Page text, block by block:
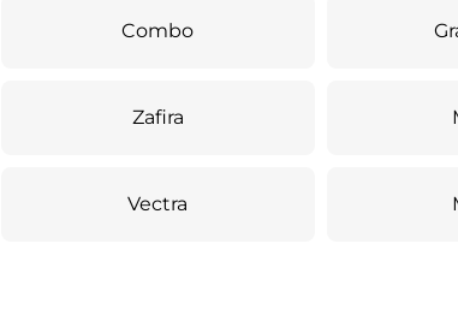
Combo
Zafira
Vectra